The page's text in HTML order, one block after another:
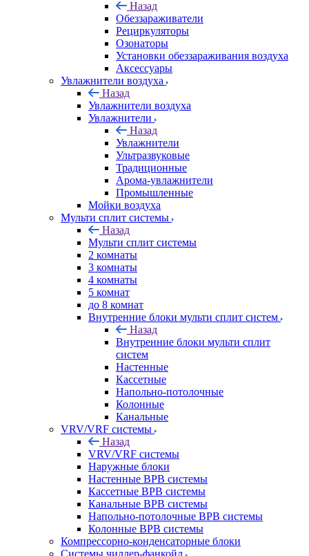
Назад
Обеззараживатели
Рециркуляторы
Озонаторы
Установки обеззараживания воздуха
Аксессуары
Увлажнители воздуха
Назад
Увлажнители воздуха
Увлажнители
Назад
Увлажнители
Ультразвуковые
Традиционные
Арома-увлажнители
Промышленные
Мойки воздуха
Мульти сплит системы
Назад
Мульти сплит системы
2 комнаты
3 комнаты
4 комнаты
5 комнат
до 8 комнат
Внутренние блоки мульти сплит систем
Назад
Внутренние блоки мульти сплит
систем
Настенные
Кассетные
Напольно-потолочные
Колонные
Канальные
VRV/VRF системы
Назад
VRV/VRF системы
Наружные блоки
Настенные ВРВ системы
Кассетные ВРВ системы
Канальные ВРВ системы
Напольно-потолочные ВРВ системы
Колонные ВРВ системы
Компрессорно-конденсаторные блоки
Системы чиллер-фанкойл